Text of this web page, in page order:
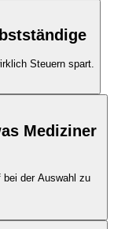
Steuern spart.
Mediziner
der Auswahl zu